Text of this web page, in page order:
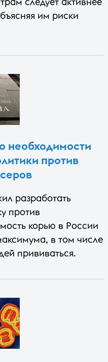
им риски
необходимости
против
разработать
против
корью в России
в том числе
прививаться.